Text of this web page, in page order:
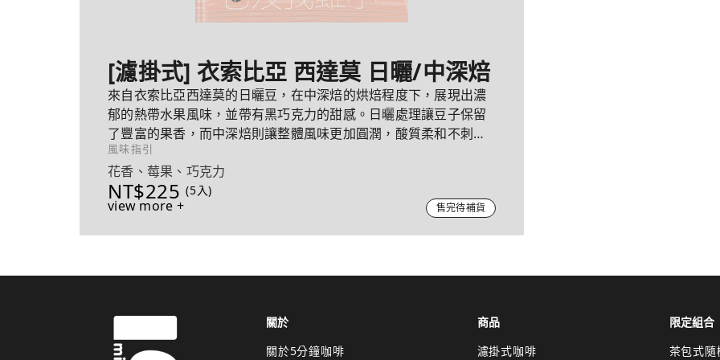
[濾掛式] 衣索比亞 西達莫 日曬/中深焙
來自衣索比亞西達莫的日曬豆，在中深焙的烘焙程度下，展現出濃
郁的熱帶水果風味，並帶有黑巧克力的甜感。日曬處理讓豆子保留
了豐富的果香，而中深焙則讓整體風味更加圓潤，酸質柔和不刺
激，帶來極佳的平衡感。
風味指引
花香、莓果、巧克力
NT$225 (5入)
view more + 售完待補貨
關於
關於5分鐘咖啡
商品
濾掛式咖啡
限定組合
茶包式隨